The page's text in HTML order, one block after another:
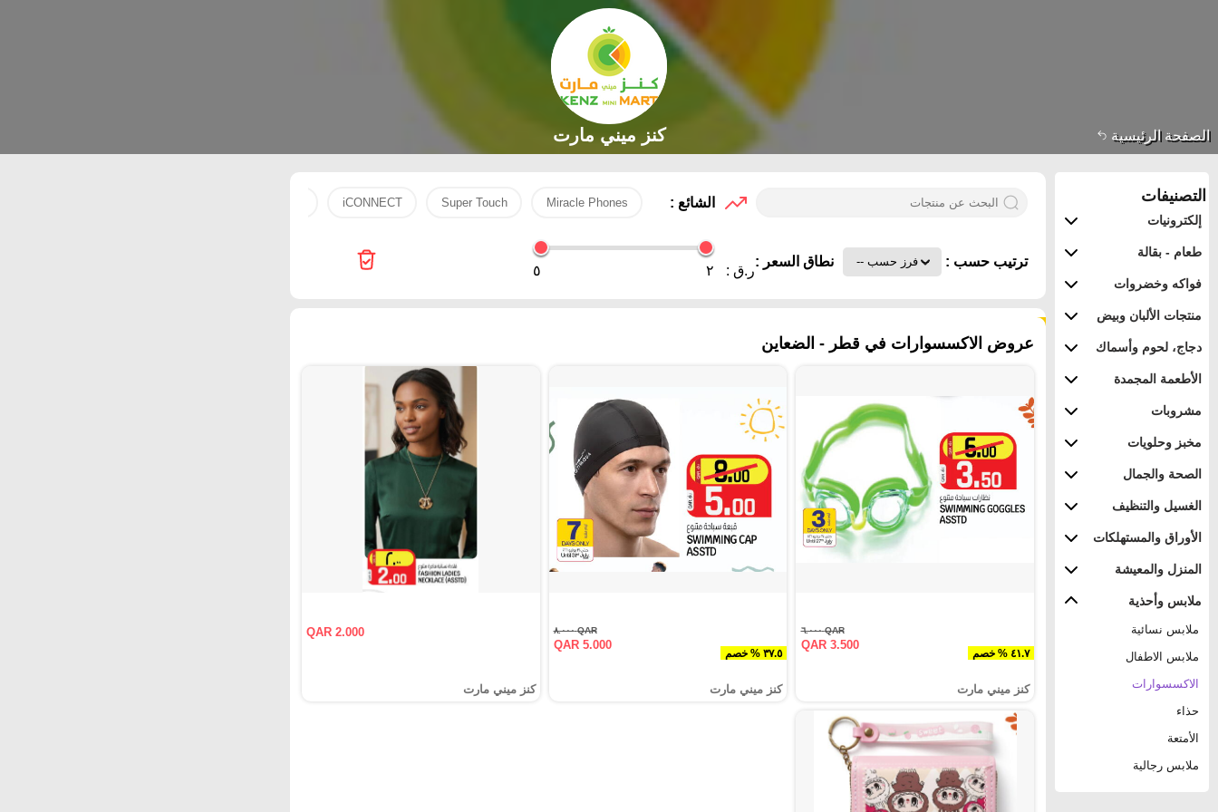
الصفحة الرئيسية كنز ميني مارت
التصنيفات
إلكترونيات
طعام - بقالة
فواكه وخضروات
منتجات الألبان وبيض
دجاج، لحوم وأسماك
الأطعمة المجمدة
مشروبات
مخبز وحلويات
الصحة والجمال
الغسيل والتنظيف
الأوراق والمستهلكات
المنزل والمعيشة
ملابس وأحذية
ملابس نسائية
ملابس الاطفال
الاكسسوارات
حذاء
الأمتعة
ملابس رجالية
الشائع : Miracle Phones
Super Touch
iCONNECT
ترتيب حسب : نطاق السعر :
ر.ق : ٢ ٥
عروض الاكسسوارات في قطر - الضعاين
٤١.٧ % خصم
QAR ٦.٠٠٠
QAR 3.500
كنز ميني مارت
٣٧.٥ % خصم
QAR ٨.٠٠٠
QAR 5.000
كنز ميني مارت
QAR 2.000
كنز ميني مارت